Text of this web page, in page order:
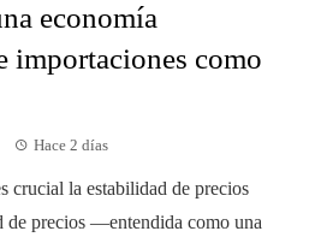
economía
importaciones como
Hace 2 días
crucial la estabilidad de precios
de precios —entendida como una